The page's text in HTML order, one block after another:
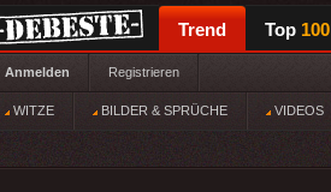
Trend Top 100
Anmelden Registrieren
WITZE BILDER & SPRÜCHE VIDEOS